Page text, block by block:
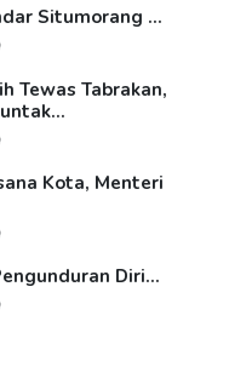
Situmorang ...
Tewas Tabrakan,
Kota, Menteri
Diri...